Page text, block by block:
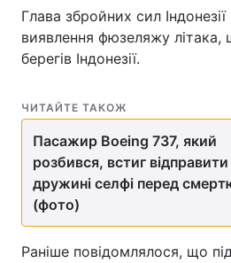
Здоров'я
Цікавинки
Екологія
Лонгріди
Глава збройних сил
виявлення фюзеляжу літака,
берегів Індонезії.
ЧИТАЙТЕ ТАКОЖ
Пасажир Boeing 737, який
розбився, встиг відправити
дружині селфі перед
(фото)
Раніше повідомлялося, що